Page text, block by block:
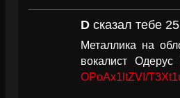
D сказал тебе
Металлика на
вокалист
OPoAx1ltZVI/